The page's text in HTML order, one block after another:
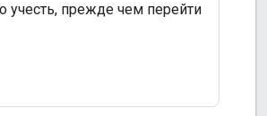
учесть, прежде чем перейти